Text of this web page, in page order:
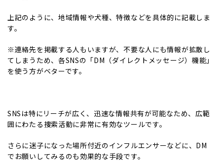
上記のように、地域情報や犬種、特徴などを具体的に記載しま
す。
※連絡先を掲載する人もいますが、不要な人にも情報が拡散し
てしまうため、各SNSの「DM（ダイレクトメッセージ）機能」
を使う方がベターです。
SNSは特にリーチが広く、迅速な情報共有が可能なため、広範
囲にわたる捜索活動に非常に有効なツールです。
さらに迷子になった場所付近のインフルエンサーなどに、DM
でお願いしてみるのも効果的な手段です。